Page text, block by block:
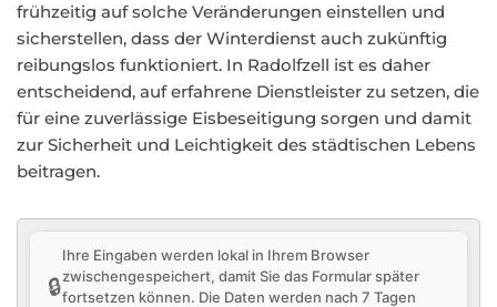
frühzeitig auf solche Veränderungen einstellen und
sicherstellen, dass der Winterdienst auch zukünftig
reibungslos funktioniert. In Radolfzell ist es daher
entscheidend, auf erfahrene Dienstleister zu setzen, die
für eine zuverlässige Eisbeseitigung sorgen und damit
zur Sicherheit und Leichtigkeit des städtischen Lebens
beitragen.
🔒
Ihre Eingaben werden lokal in Ihrem Browser
zwischengespeichert, damit Sie das Formular später
fortsetzen können. Die Daten werden nach 7 Tagen